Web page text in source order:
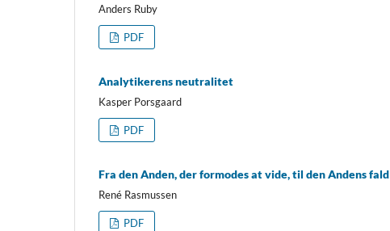
Anders Ruby
PDF
Analytikerens neutralitet
Kasper Porsgaard
PDF
Fra den Anden, der formodes at vide, til den Andens fald
René Rasmussen
PDF